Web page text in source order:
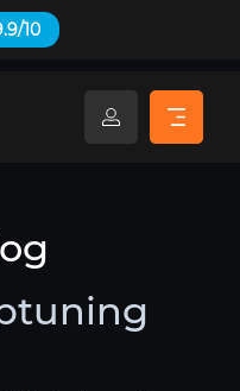
10